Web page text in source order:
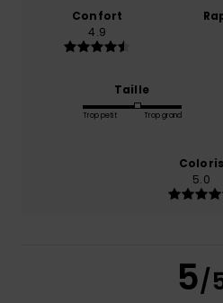
Confort
4.9
Taille
Trop petit Trop grand
Coloris
5.0
5/